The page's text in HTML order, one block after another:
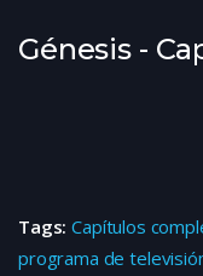
Génesis -
Tags:Capítulos
programa de